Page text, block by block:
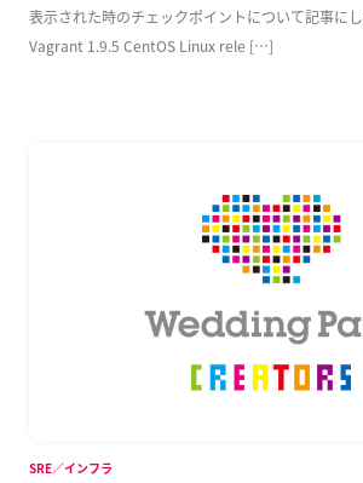
表示された時のチェックポイントについて記事に
Vagrant 1.9.5 CentOS Linux rele […]
SRE／インフラ